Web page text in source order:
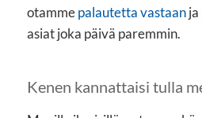
otammepalautetta vastaanja
asiat joka päivä paremmin.
Kenen kannattaisi tulla